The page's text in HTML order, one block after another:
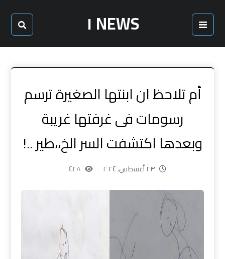
NEWS ١
أم تلاحظ ان ابنتها الصغيرة ترسم
رسومات فى غرفتها غريبة
وبعدها اكتشفت السر الخ،،طير ..!
٢٣ أغسطس، ٢٠٢٤ ٤٢٨